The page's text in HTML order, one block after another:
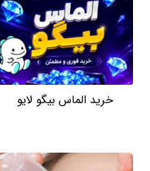
خرید الماس بیگو لایو